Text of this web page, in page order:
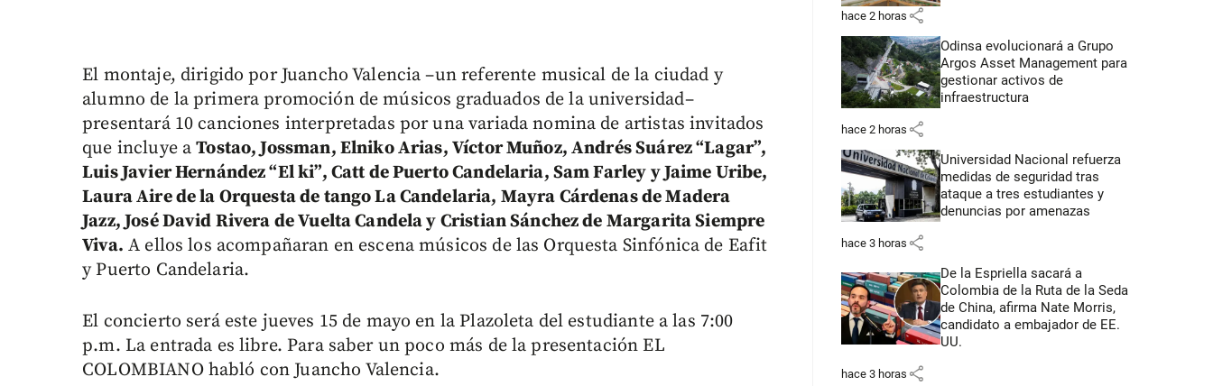
El montaje, dirigido por Juancho Valencia –un referente musical de la ciudad y
alumno de la primera promoción de músicos graduados de la universidad–
presentará 10 canciones interpretadas por una variada nomina de artistas invitados
que incluye aTostao, Jossman, Elniko Arias, Víctor Muñoz, Andrés Suárez “Lagar”,
Luis Javier Hernández “El ki”, Catt de Puerto Candelaria, Sam Farley y Jaime Uribe,
Laura Aire de la Orquesta de tango La Candelaria, Mayra Cárdenas de Madera
Jazz, José David Rivera de Vuelta Candela y Cristian Sánchez de Margarita Siempre
Viva. A ellos los acompañaran en escena músicos de las Orquesta Sinfónica de Eafit
y Puerto Candelaria.
El concierto será este jueves 15 de mayo en la Plazoleta del estudiante a las 7:00
p.m. La entrada es libre. Para saber un poco más de la presentación EL
COLOMBIANO habló con Juancho Valencia.
hace 2 horas share
Odinsa evolucionará a Grupo
Argos Asset Management para
gestionar activos de
infraestructura
hace 2 horas share
Universidad Nacional refuerza
medidas de seguridad tras
ataque a tres estudiantes y
denuncias por amenazas
hace 3 horas share
De la Espriella sacará a
Colombia de la Ruta de la Seda
de China, afirma Nate Morris,
candidato a embajador de EE.
UU.
hace 3 horas share